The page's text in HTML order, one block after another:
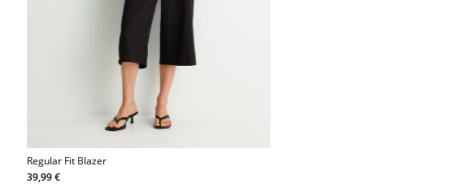
Regular Fit Blazer
39,99 €